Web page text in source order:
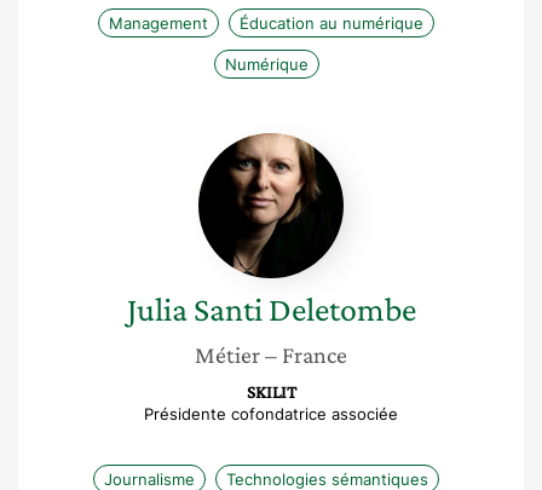
Management Éducation au numérique
Numérique
Julia
Santi
Deletombe
Julia Santi Deletombe
Métier– France
SKILIT
Présidente cofondatrice associée
Journalisme Technologies sémantiques